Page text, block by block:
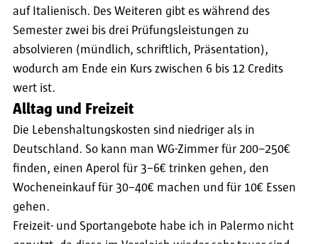
auf Italienisch. Des Weiteren gibt es während des
Semester zwei bis drei Prüfungsleistungen zu
absolvieren (mündlich, schriftlich, Präsentation),
wodurch am Ende ein Kurs zwischen 6 bis 12 Credits
wert ist.
Alltag und Freizeit
Die Lebenshaltungskosten sind niedriger als in
Deutschland. So kann man WG-Zimmer für 200–250€
finden, einen Aperol für 3–6€ trinken gehen, den
Wocheneinkauf für 30–40€ machen und für 10€ Essen
gehen.
Freizeit- und Sportangebote habe ich in Palermo nicht